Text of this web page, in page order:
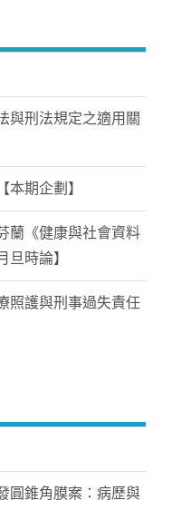
與刑法規定之適用關
本期企劃】
蘭《健康與社會資料
旦時論】
照護與刑事過失責任
圓錐角膜案：病歷與